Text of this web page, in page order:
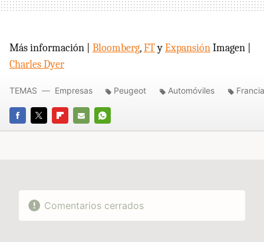
Más información | Bloomberg,FTyExpansiónImagen |
Charles Dyer
FACEBOOK
TWITTERFLIPBOARD
E-
WHATSAPP
TEMAS Empresas Peugeot Automóviles Francia
Comentarios cerrados